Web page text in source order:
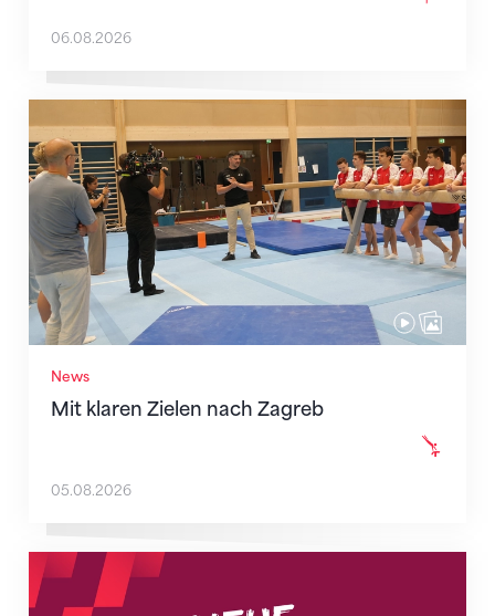
06.08.2026
News
Mit klaren Zielen nach Zagreb
Mit klaren Zielen nach Zagreb
05.08.2026
Neue Empfangszeiten ab 1. August 2026